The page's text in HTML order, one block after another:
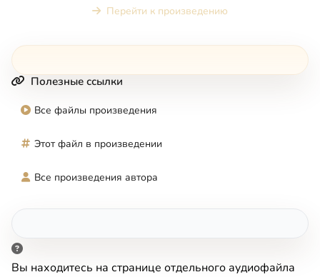
Перейти к произведению
Полезные ссылки
Все файлы произведения
Этот файл в произведении
Все произведения автора
Вы находитесь на странице отдельного аудиофайла